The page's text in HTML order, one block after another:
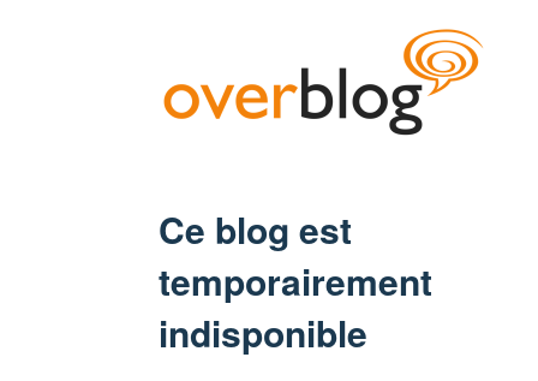
Ce blog est
temporairement
indisponible